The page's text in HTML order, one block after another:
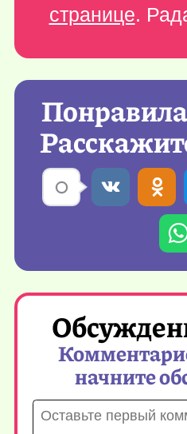
странице.
начните